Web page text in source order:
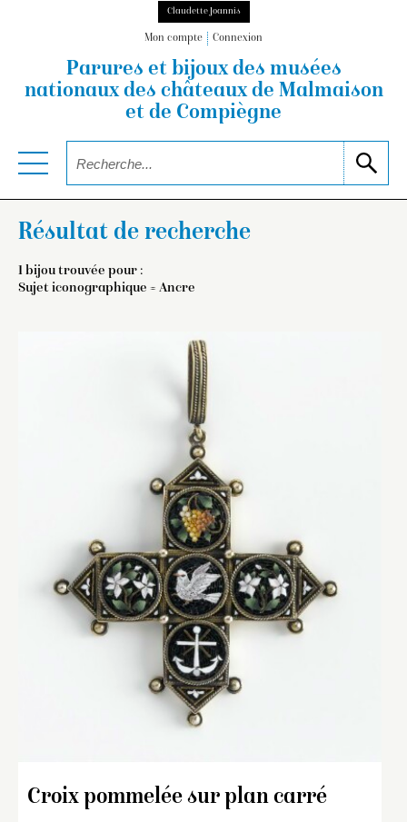
Claudette Joannis
Mon compte Connexion
Parures et bijoux des musées
nationauxdes châteaux de Malmaison
et de Compiègne
Résultat de recherche
1 bijou trouvée pour :
Sujet iconographique = Ancre
Croix pommelée sur plan carré